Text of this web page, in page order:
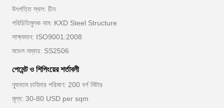
উৎপত্তি স্থল: চীন
পরিচিতিমুলক নাম: KXD Steel Structure
সাক্ষ্যদান: ISO9001:2008
মডেল নম্বার: SS2506
পেমেন্ট ও শিপিংয়ের শর্তাবলী
ন্যূনতম চাহিদার পরিমাণ: 200 বর্গ মিটার
মূল্য: 30-80 USD per sqm